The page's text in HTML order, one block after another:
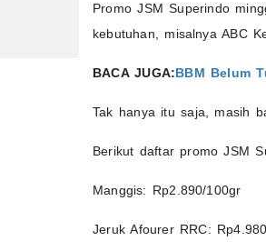
Promo JSM Superindo
kebutuhan, misalnya ABC
BACA JUGA:BBM Belum
Tak hanya itu saja, masih
Berikut daftar promo JSM
Manggis: Rp2.890/100gr
Jeruk Afourer RRC: